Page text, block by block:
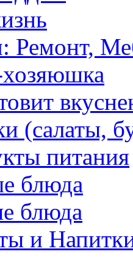
Ремонт,
(салаты,
питания
блюда
блюда
и